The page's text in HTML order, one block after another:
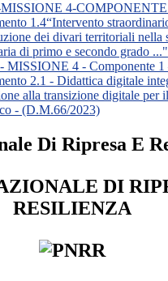
4-
1.4“Intervento
dei divari territoriali nella
di primo e secondo grado
MISSIONE 4 - Componente 1
2.1 - Didattica digitale
alla transizione digitale per
- (D.M.66/2023)
Di Ripresa E
DI
RESILIENZA